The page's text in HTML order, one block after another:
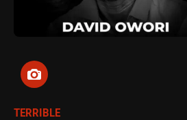
TERRIBLE